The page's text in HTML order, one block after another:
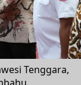
Tenggara,